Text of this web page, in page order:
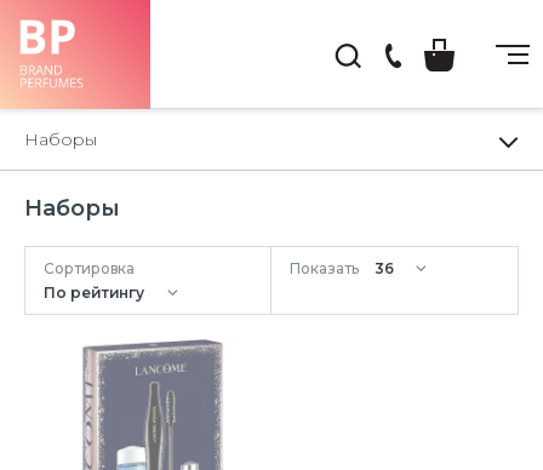
Наборы
Наборы
Сортировка Показать